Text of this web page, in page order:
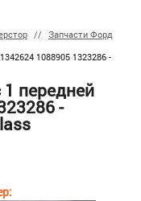
Запчасти Форд
1088905 1323286 -
передней
-